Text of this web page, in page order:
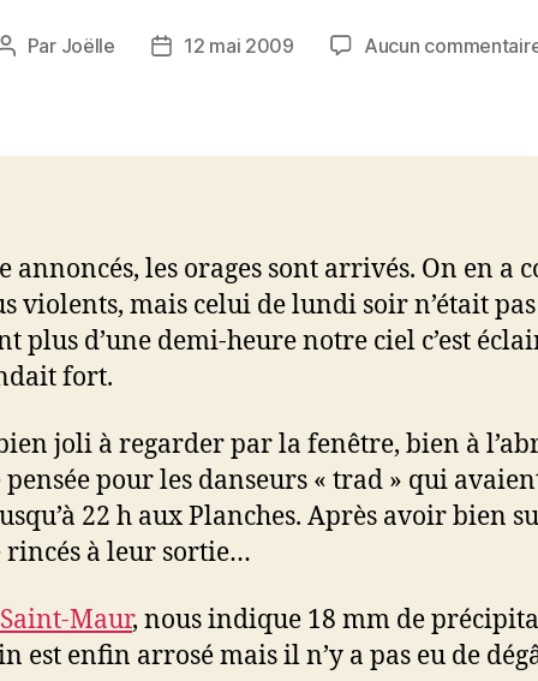
Auteur
Par Joëlle
Date12 mai 2009 Aucun
annoncés, les orages sont arrivés. On en a
violents, mais celui de lundi soir n’était
plus d’une demi-heure notre ciel c’est
fort.
joli à regarder par la fenêtre, bien à
pensée pour les danseurs « trad » qui
22 h aux Planches. Après avoir bien
rincés à leur sortie…
Maur, nous indique 18 mm de
est enfin arrosé mais il n’y a pas eu de